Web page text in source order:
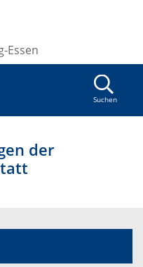
Essen
Suchen
der